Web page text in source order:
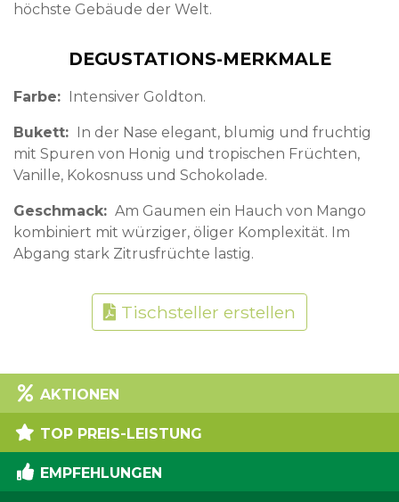
höchste Gebäude der Welt.
DEGUSTATIONS-MERKMALE
Farbe Intensiver Goldton.
Bukett
In der Nase elegant, blumig und fruchtig
mit Spuren von Honig und tropischen Früchten,
Vanille, Kokosnuss und Schokolade.
Geschmack
Am Gaumen ein Hauch von Mango
kombiniert mit würziger, öliger Komplexität. Im
Abgang stark Zitrusfrüchte lastig.
Tischsteller erstellen
AKTIONEN
TOP PREIS-LEISTUNG
EMPFEHLUNGEN